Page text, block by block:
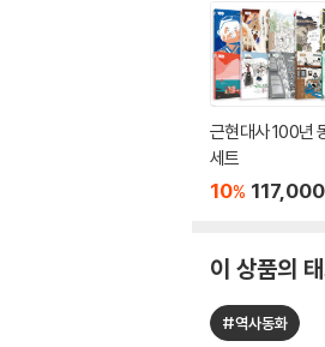
근현대사 100년
세트
10% 117,000
이 상품의
#역사동화